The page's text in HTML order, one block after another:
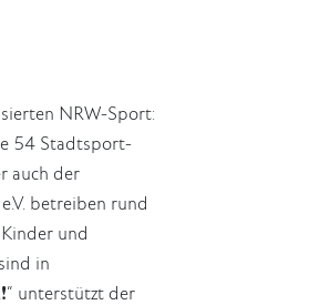
NRW-Sport:
54 Stadtsport-
auch der
betreiben rund
und
in
“ unterstützt der